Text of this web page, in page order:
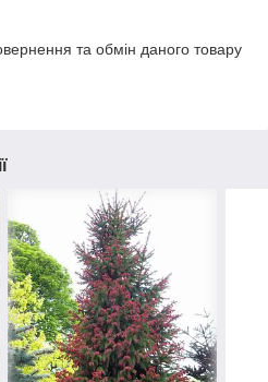
та обмін даного товару